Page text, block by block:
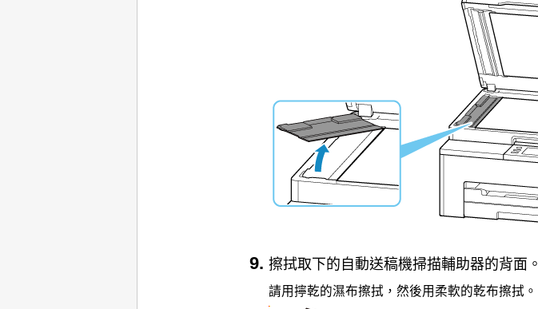
擦拭取下的 自動送稿機掃描輔助器的背面。
請用擰乾的濕布擦拭，然後用柔軟的乾布擦拭。